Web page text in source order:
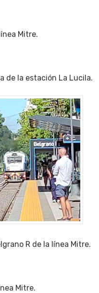
Mitre.
de la estación La Lucila.
R de la línea Mitre.
Mitre.